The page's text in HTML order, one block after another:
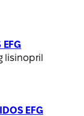
lisinopril
EFG